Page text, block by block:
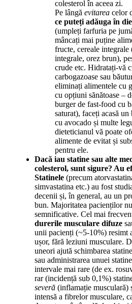
colesterol în aceea zi.
Pe lângă evitarea celor
ce puteți adăuga în
(umpleți farfuria pe
mâncați mai puține
fructe, cereale integrale
integrale, orez brun),
crude etc. Hidratați-vă
carbogazoase sau
eliminați alimentele cu
cu opțiuni sănătoase –
burger de fast-food cu
saturat), faceți acasă
cu avocado și multe
dieteticianul vă poate
alimente de evitat și
pentru ele.
Dacă iau statine sau alte
colesterol, sunt sigure? Au
Statinele (precum
simvastatina etc.) au fost
decenii și, în general, au un
bun. Majoritatea pacienților
semnificative. Cel mai
durerile musculare difuze
unii pacienți (~5-10%) resimt
ușor, fără leziuni musculare.
uneori ajută schimbarea
sau administrarea unuei
intervale mai rare (de ex.
rar (incidență sub 0,1%)
severă (inflamație musculară)
intensă a fibrelor musculare,